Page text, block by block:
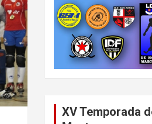
XV Temporada